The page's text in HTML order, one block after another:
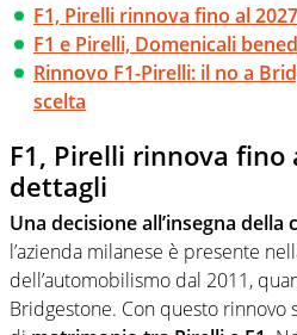
F1, Pirelli rinnova fino al
F1 e Pirelli, Domenicali
Rinnovo F1-Pirelli: il no a
scelta
F1, Pirelli rinnova
dettagli
Una decisione all’insegna della
l’azienda milanese è presente
dell’automobilismo dal 2011,
Bridgestone. Con questo rinnovo